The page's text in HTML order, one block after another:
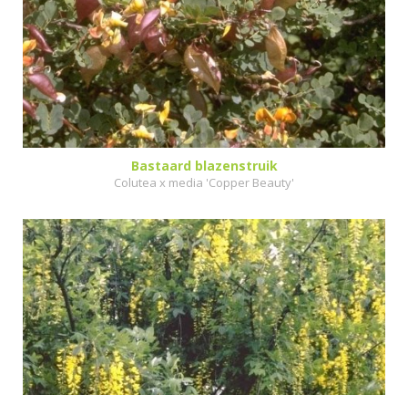
Bastaard blazenstruik
Colutea x media 'Copper Beauty'